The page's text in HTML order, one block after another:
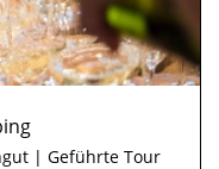
| Geführte Tour